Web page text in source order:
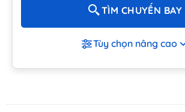
TÌM CHUYẾN BAY
Tùy chọn nâng cao